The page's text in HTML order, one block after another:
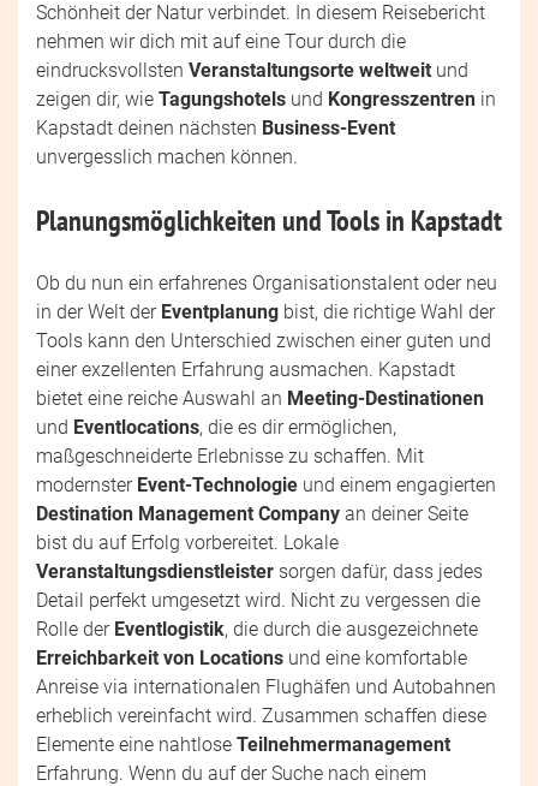
Schönheit der Natur verbindet. In diesem Reisebericht
nehmen wir dich mit auf eine Tour durch die
eindrucksvollsten Veranstaltungsorte weltweit und
zeigen dir, wie Tagungshotels und Kongresszentren in
Kapstadt deinen nächsten Business-Event
unvergesslich machen können.
Planungsmöglichkeiten und Tools in Kapstadt
Ob du nun ein erfahrenes Organisationstalent oder neu
in der Welt der Eventplanung bist, die richtige Wahl der
Tools kann den Unterschied zwischen einer guten und
einer exzellenten Erfahrung ausmachen. Kapstadt
bietet eine reiche Auswahl an Meeting-Destinationen
und Eventlocations, die es dir ermöglichen,
maßgeschneiderte Erlebnisse zu schaffen. Mit
modernster Event-Technologie und einem engagierten
Destination Management Company an deiner Seite
bist du auf Erfolg vorbereitet. Lokale
Veranstaltungsdienstleister sorgen dafür, dass jedes
Detail perfekt umgesetzt wird. Nicht zu vergessen die
Rolle der Eventlogistik, die durch die ausgezeichnete
Erreichbarkeit von Locations und eine komfortable
Anreise via internationalen Flughäfen und Autobahnen
erheblich vereinfacht wird. Zusammen schaffen diese
Elemente eine nahtlose Teilnehmermanagement
Erfahrung. Wenn du auf der Suche nach einem